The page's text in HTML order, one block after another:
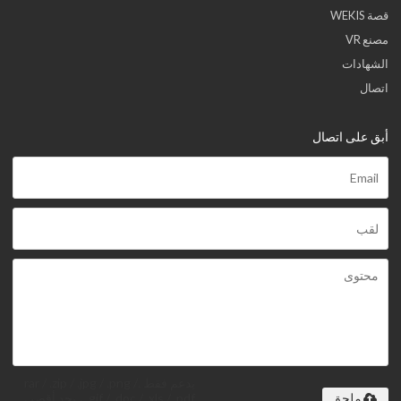
قصة WEKIS
مصنع VR
الشهادات
اتصال
أبق على اتصال